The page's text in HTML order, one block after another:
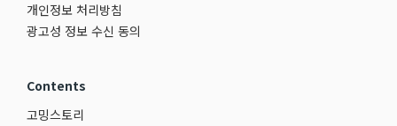
개인정보 처리방침
광고성 정보 수신 동의
Contents
고밍스토리